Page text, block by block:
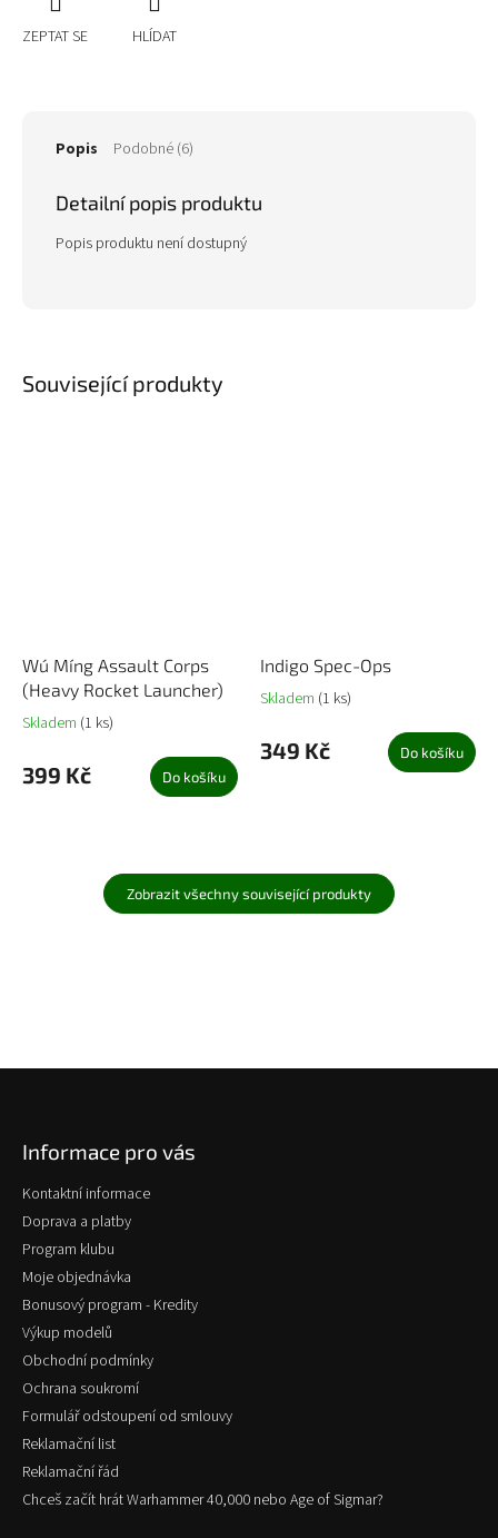
ZEPTAT SE HLÍDAT
Související produkty
Wú Míng Assault Corps
(Heavy Rocket Launcher)
Skladem (1 ks)
399 Kč Do košíku
Indigo Spec-Ops
Skladem (1 ks)
349 Kč Do košíku
Zobrazit všechny související produkty
Popis Podobné (6)
Detailní popis produktu
Popis produktu není dostupný
Informace pro vás
Kontaktní informace
Doprava a platby
Program klubu
Moje objednávka
Bonusový program - Kredity
Výkup modelů
Obchodní podmínky
Ochrana soukromí
Formulář odstoupení od smlouvy
Reklamační list
Reklamační řád
Chceš začít hrát Warhammer 40,000 nebo Age of Sigmar?